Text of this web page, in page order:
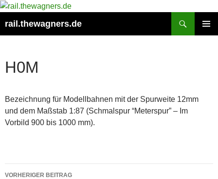
Zum
springen
rail.thewagners.de
H0M
Bezeichnung für Modellbahnen mit der Spurweite 12mm
und dem Maßstab 1:87 (Schmalspur “Meterspur” – Im
Vorbild 900 bis 1000 mm).
Beitragsnavigation
VORHERIGER BEITRAG